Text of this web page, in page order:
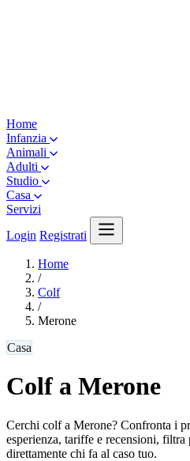
Home
Infanzia
Animali
Adulti
Studio
Casa
Servizi
Login Registrati
Home
/
Colf
/
Merone
Casa
Colf a Merone
Cerchi colf a Merone? Confronta i
esperienza, tariffe e recensioni, filtra
direttamente chi fa al caso tuo.